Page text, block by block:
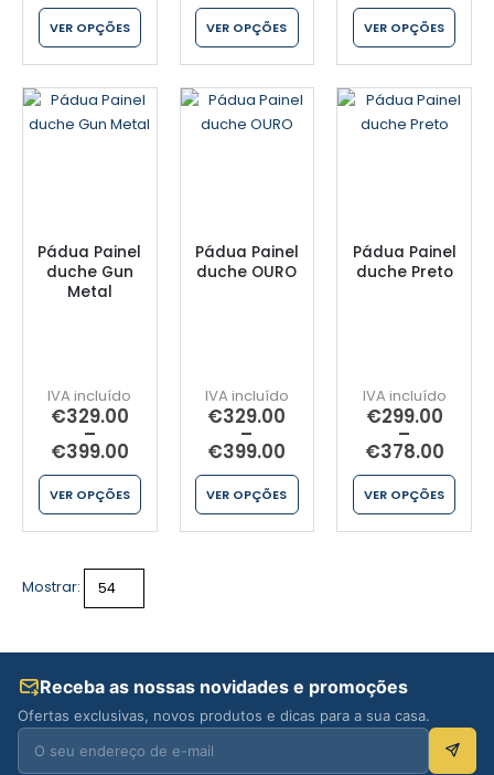
VER OPÇÕES VER OPÇÕES VER OPÇÕES
Pádua Painel
duche Gun
Metal
€329.00
–
€399.00
VER OPÇÕES
Pádua Painel
duche OURO
€329.00
–
€399.00
VER OPÇÕES
Pádua Painel
duche Preto
€299.00
–
€378.00
VER OPÇÕES
Mostrar:
Receba as nossas novidades e promoções
Ofertas exclusivas, novos produtos e dicas para a sua casa.